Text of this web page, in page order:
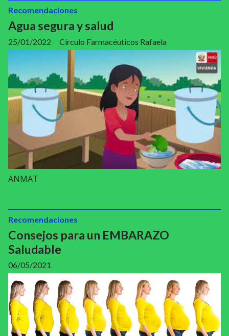
Agua segura y salud
Círculo Farmacéuticos Rafaela
Recomendaciones
25/01/2022
ANMAT
Consejos para un EMBARAZO
Saludable
Recomendaciones
06/05/2021